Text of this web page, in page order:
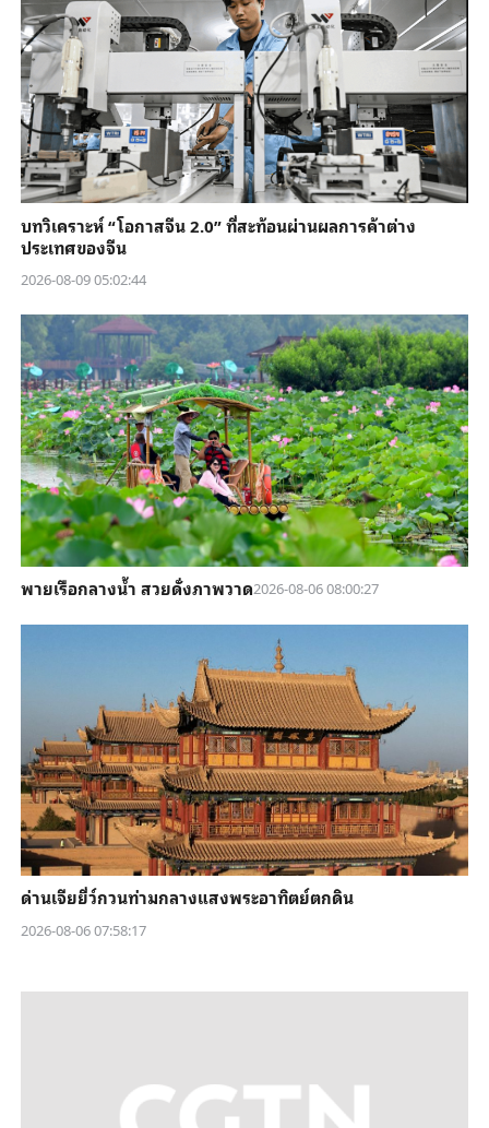
บทวิเคราะห์ “โอกาสจีน 2.0” ที่สะท้อนผ่านผลการค้าต่าง
ประเทศของจีน
2026-08-09 05:02:44
พายเรือกลางน้ำ สวยดั่งภาพวาด2026-08-06 08:00:27
ด่านเจียยี่ว์กวนท่ามกลางแสงพระอาทิตย์ตกดิน
2026-08-06 07:58:17